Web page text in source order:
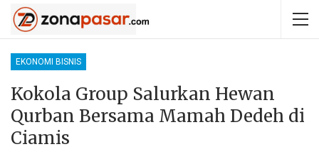
EKONOMI BISNIS
Kokola Group Salurkan Hewan
Qurban Bersama Mamah Dedeh di
Ciamis